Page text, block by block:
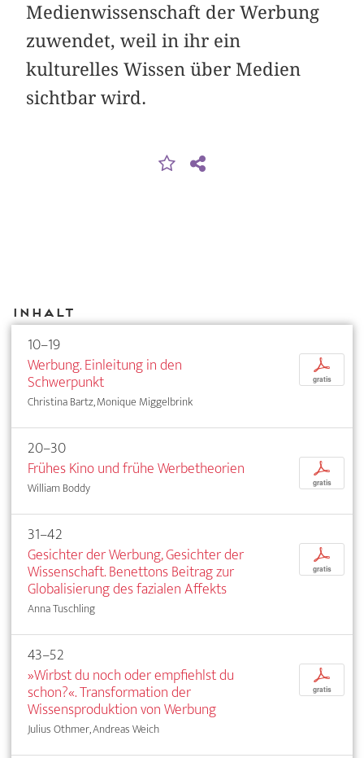
Medienwissenschaft der Werbung
zuwendet, weil in ihr ein
kulturelles Wissen über Medien
sichtbar wird.
Inhalt
10–19
Werbung. Einleitung in den
Schwerpunkt
Christina Bartz, Monique Miggelbrink
p
gratis
20–30
Frühes Kino und frühe Werbetheorien
William Boddy
p
gratis
31–42
Gesichter der Werbung, Gesichter der
Wissenschaft. Benettons Beitrag zur
Globalisierung des fazialen Affekts
Anna Tuschling
p
gratis
43–52
»Wirbst du noch oder empfiehlst du
schon?«. Transformation der
Wissensproduktion von Werbung
Julius Othmer, Andreas Weich
p
gratis